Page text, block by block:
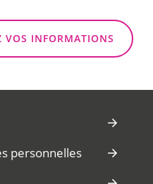
VOS INFORMATIONS
personnelles